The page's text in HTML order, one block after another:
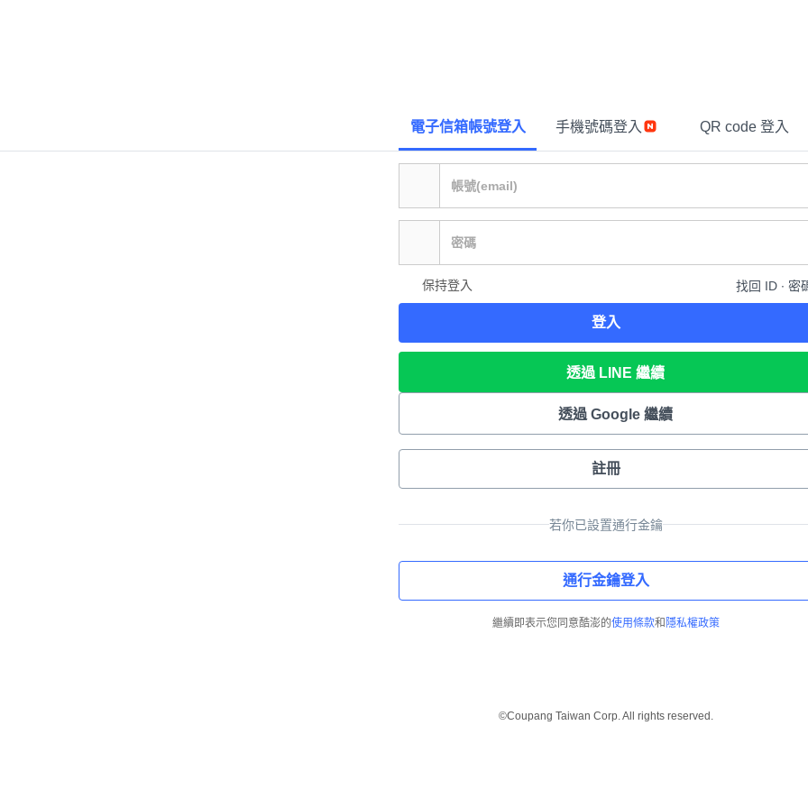
電子信箱帳號登入 手機號碼登入 QR code 登入
保持登入 找回 ID ∙ 密
登入
透過 LINE 繼續
透過 Google 繼續
註冊
若你已設置通行金鑰
通行金鑰登入
繼續即表示您同意酷澎的使用條款和 隱私權政策
©Coupang Taiwan Corp. All rights reserved.